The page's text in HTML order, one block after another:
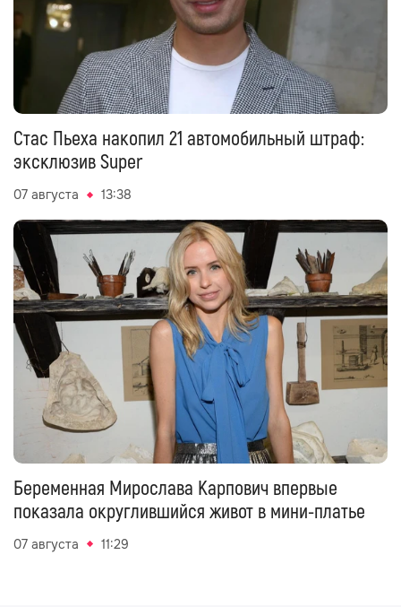
Стас Пьеха накопил 21 автомобильный штраф:
эксклюзив Super
07 августа 13:38
Беременная Мирослава Карпович впервые
показала округлившийся живот в мини-платье
07 августа 11:29